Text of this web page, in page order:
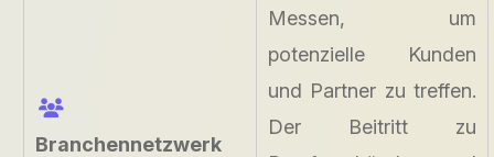
Branchennetzwerk
Messen, um
potenzielle Kunden
und Partner zu treffen.
Der Beitritt zu